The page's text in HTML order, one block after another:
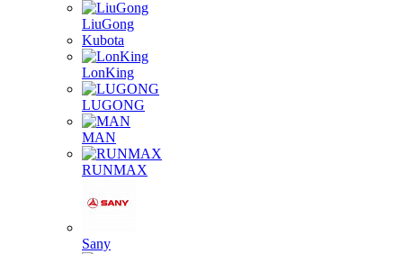
LiuGong
Kubota
LonKing
LUGONG
MAN
RUNMAX
Sany